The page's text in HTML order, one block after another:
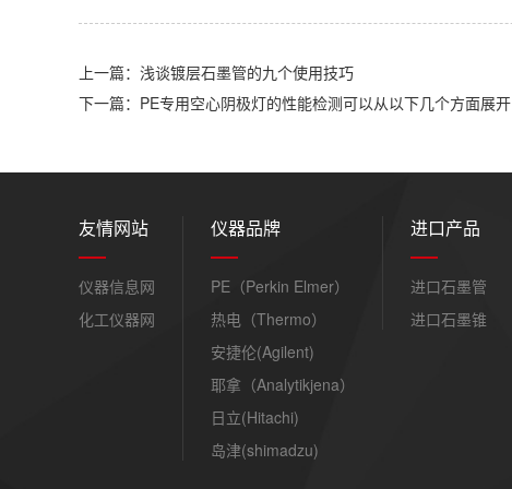
上一篇：浅谈镀层石墨管的九个使用技巧
下一篇：PE专用空心阴极灯的性能检测可以从以下几个方面展开
友情网站
仪器信息网
化工仪器网
仪器品牌
PE（Perkin Elmer）
热电（Thermo）
安捷伦(Agilent)
耶拿（Analytikjena）
日立(Hitachi)
岛津(shimadzu)
进口产品
进口石墨管
进口石墨锥